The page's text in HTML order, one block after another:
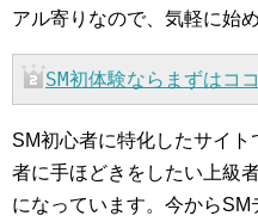
アル寄りなので、気軽に始
SM初体験ならまずはコ
SM初心者に特化したサイ
者に手ほどきをしたい上級
になっています。今から